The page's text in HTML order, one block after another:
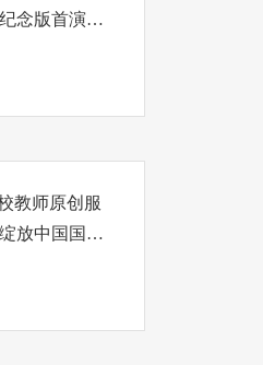
念版首演，
教师原创服
放中国国际